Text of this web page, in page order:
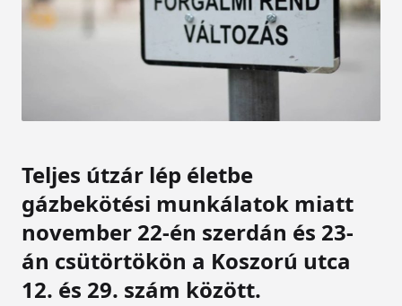
Teljes útzár lép életbe
gázbekötési munkálatok miatt
november 22-én szerdán és 23-
án csütörtökön a Koszorú utca
12. és 29. szám között.